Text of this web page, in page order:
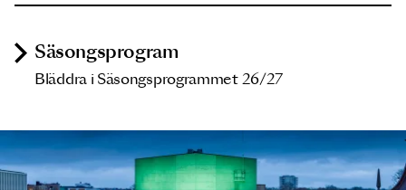
Säsongsprogram
Bläddra i Säsongsprogrammet 26/27